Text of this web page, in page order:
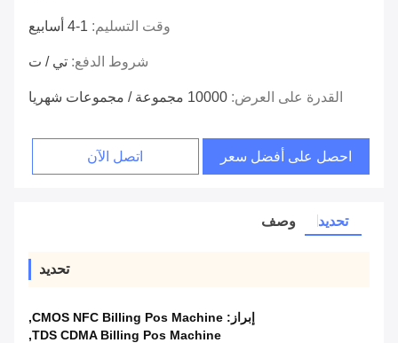
وقت التسليم: 1-4 أسابيع
شروط الدفع: تي / ت
القدرة على العرض: 10000 مجموعة / مجموعات شهريا
احصل على أفضل سعر اتصل الآن
تحديد وصف
تحديد
إبراز: CMOS NFC Billing Pos Machine
,
TDS CDMA Billing Pos Machine
,